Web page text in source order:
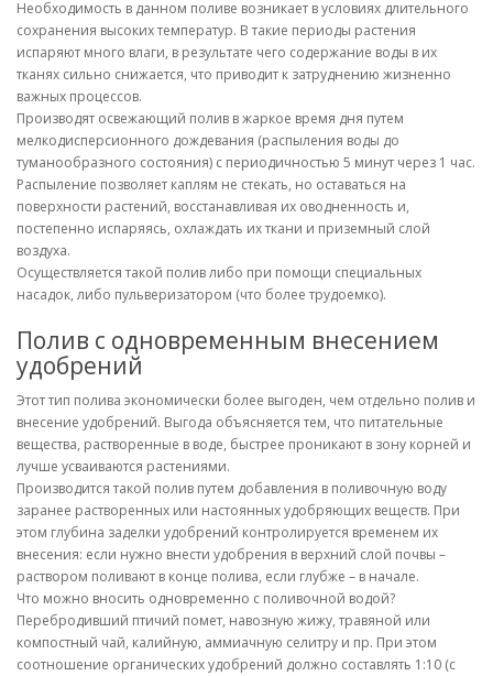
Необходимость в данном поливе возникает в условиях длительного
сохранения высоких температур. В такие периоды растения
испаряют много влаги, в результате чего содержание воды в их
тканях сильно снижается, что приводит к затруднению жизненно
важных процессов.
Производят освежающий полив в жаркое время дня путем
мелкодисперсионного дождевания (распыления воды до
туманообразного состояния) с периодичностью 5 минут через 1 час.
Распыление позволяет каплям не стекать, но оставаться на
поверхности растений, восстанавливая их оводненность и,
постепенно испаряясь, охлаждать их ткани и приземный слой
воздуха.
Осуществляется такой полив либо при помощи специальных
насадок, либо пульверизатором (что более трудоемко).
Полив с одновременным внесением
удобрений
Этот тип полива экономически более выгоден, чем отдельно полив и
внесение удобрений. Выгода объясняется тем, что питательные
вещества, растворенные в воде, быстрее проникают в зону корней и
лучше усваиваются растениями.
Производится такой полив путем добавления в поливочную воду
заранее растворенных или настоянных удобряющих веществ. При
этом глубина заделки удобрений контролируется временем их
внесения: если нужно внести удобрения в верхний слой почвы –
раствором поливают в конце полива, если глубже – в начале.
Что можно вносить одновременно с поливочной водой?
Перебродивший птичий помет, навозную жижу, травяной или
компостный чай, калийную, аммиачную селитру и пр. При этом
соотношение органических удобрений должно составлять 1:10 (с